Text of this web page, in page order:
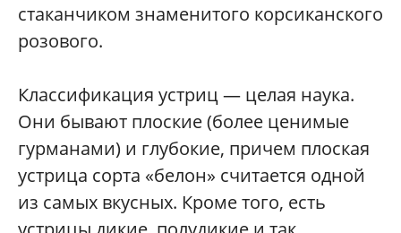
стаканчиком знаменитого корсиканского
розового.
Классификация устриц — целая наука.
Они бывают плоские (более ценимые
гурманами) и глубокие, причем плоская
устрица сорта «белон» считается одной
из самых вкусных. Кроме того, есть